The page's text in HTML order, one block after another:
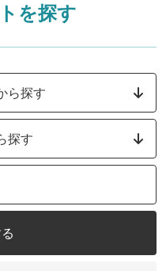
を探す
ら探す
探す